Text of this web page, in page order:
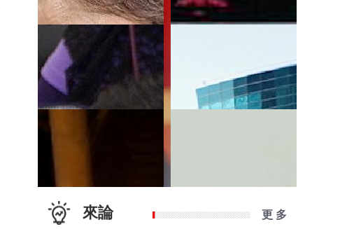
來論 更 多